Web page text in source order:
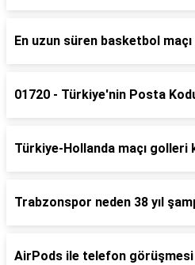
En uzun süren basketbol
01720 - Türkiye'nin Posta
Türkiye-Hollanda maçı golleri
Trabzonspor neden 38 yıl
AirPods ile telefon görüşmesi